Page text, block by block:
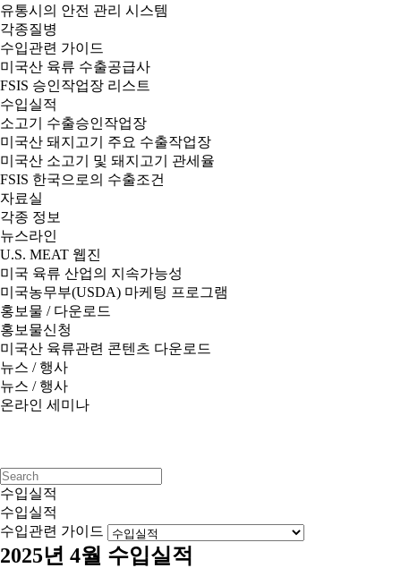
유통시의 안전 관리 시스템
각종질병
수입관련 가이드
미국산 육류 수출공급사
FSIS 승인작업장 리스트
수입실적
소고기 수출승인작업장
미국산 돼지고기 주요 수출작업장
미국산 소고기 및 돼지고기 관세율
FSIS 한국으로의 수출조건
자료실
각종 정보
뉴스라인
U.S. MEAT 웹진
미국 육류 산업의 지속가능성
미국농무부(USDA) 마케팅 프로그램
홍보물 / 다운로드
홍보물신청
미국산 육류관련 콘텐츠 다운로드
뉴스 / 행사
뉴스 / 행사
온라인 세미나
수입실적
수입실적
수입관련 가이드
2025년 4월 수입실적